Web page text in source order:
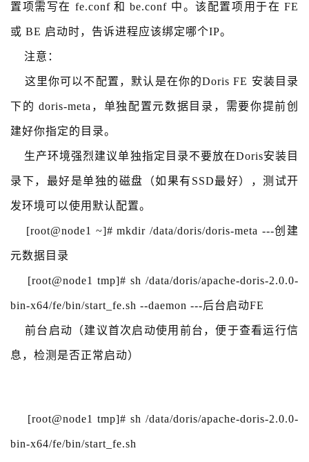
置项需写在 fe.conf 和 be.conf 中。该配置项用于在 FE
或 BE 启动时，告诉进程应该绑定哪个IP。
注意：
这里你可以不配置，默认是在你的Doris FE 安装目录
下的 doris-meta，单独配置元数据目录，需要你提前创
建好你指定的目录。
生产环境强烈建议单独指定目录不要放在Doris安装目
录下，最好是单独的磁盘（如果有SSD最好），测试开
发环境可以使用默认配置。
[root@node1 ~]# mkdir /data/doris/doris-meta ---创建
元数据目录
[root@node1 tmp]# sh /data/doris/apache-doris-2.0.0-
bin-x64/fe/bin/start_fe.sh --daemon ---后台启动FE
前台启动（建议首次启动使用前台，便于查看运行信
息，检测是否正常启动）
[root@node1 tmp]# sh /data/doris/apache-doris-2.0.0-
bin-x64/fe/bin/start_fe.sh